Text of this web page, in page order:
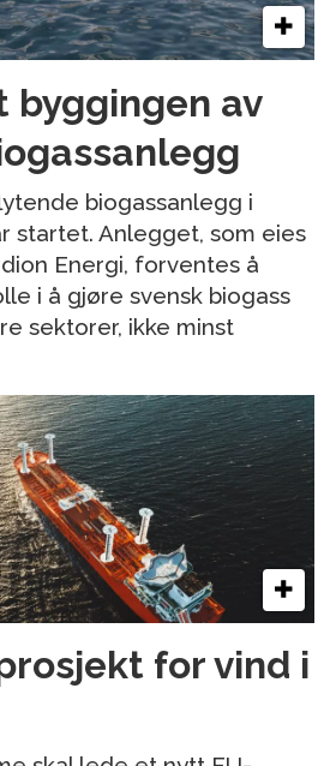
byggingen av
biogassanlegg i
startet. Anlegget, som eies
Energi, forventes å
i å gjøre svensk biogass
sektorer, ikke minst
for vind i